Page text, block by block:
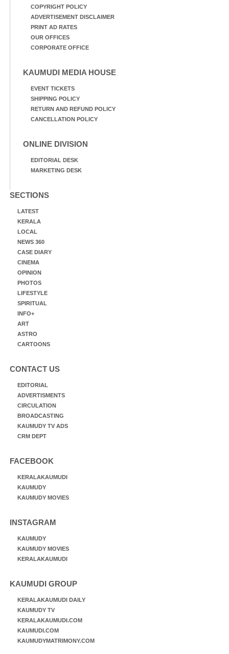
COPYRIGHT POLICY
ADVERTISEMENT DISCLAIMER
PRINT AD RATES
OUR OFFICES
CORPORATE OFFICE
KAUMUDI MEDIA HOUSE
EVENT TICKETS
SHIPPING POLICY
RETURN AND REFUND POLICY
CANCELLATION POLICY
ONLINE DIVISION
EDITORIAL DESK
MARKETING DESK
SECTIONS
LATEST
KERALA
LOCAL
NEWS 360
CASE DIARY
CINEMA
OPINION
PHOTOS
LIFESTYLE
SPIRITUAL
INFO+
ART
ASTRO
CARTOONS
CONTACT US
EDITORIAL
ADVERTISMENTS
CIRCULATION
BROADCASTING
KAUMUDY TV ADS
CRM DEPT
FACEBOOK
KERALAKAUMUDI
KAUMUDY
KAUMUDY MOVIES
INSTAGRAM
KAUMUDY
KAUMUDY MOVIES
KERALAKAUMUDI
KAUMUDI GROUP
KERALAKAUMUDI DAILY
KAUMUDY TV
KERALAKAUMUDI.COM
KAUMUDI.COM
KAUMUDYMATRIMONY.COM